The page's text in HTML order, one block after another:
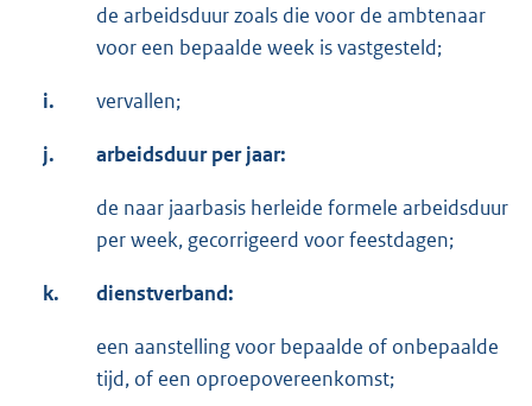
de arbeidsduur zoals die voor de ambtenaar
voor een bepaalde week is vastgesteld;
i. vervallen;
j. arbeidsduur per jaar:
de naar jaarbasis herleide formele arbeidsduur
per week, gecorrigeerd voor feestdagen;
k. dienstverband:
een aanstelling voor bepaalde of onbepaalde
tijd, of een oproepovereenkomst;